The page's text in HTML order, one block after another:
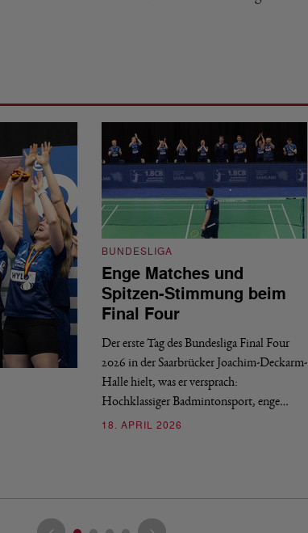
BUNDESLIGA
Enge Matches und
Spitzen-Stimmung beim
Final Four
Der erste Tag des Bundesliga Final Four
2026 in der Saarbrücker Joachim-Deckarm-
Halle hielt, was er versprach:
Hochklassiger Badmintonsport, enge…
18. APRIL 2026